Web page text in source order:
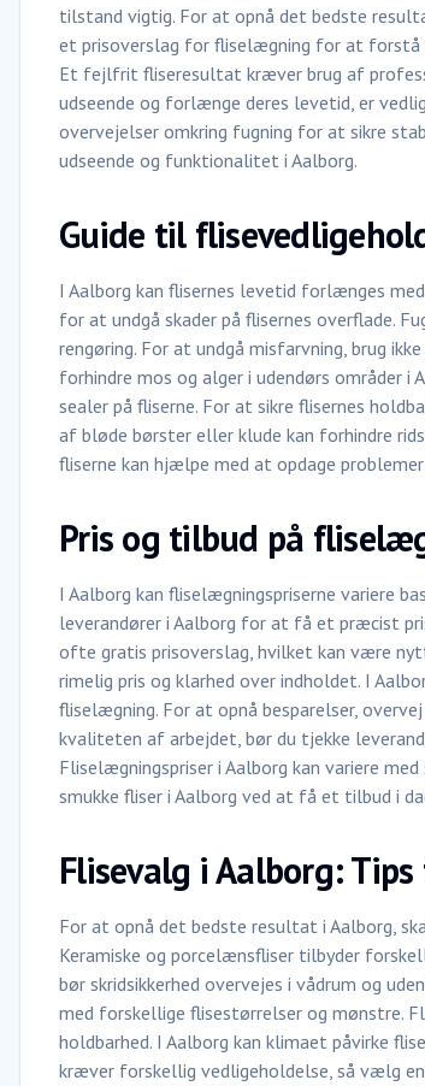
tilstand vigtig. For at opnå det bedste
et prisoverslag for fliselægning for at forstå
Et fejlfrit fliseresultat kræver brug af
udseende og forlænge deres levetid, er
overvejelser omkring fugning for at sikre
udseende og funktionalitet i Aalborg.
Guide til
I Aalborg kan flisernes levetid forlænges
for at undgå skader på flisernes overflade.
rengøring. For at undgå misfarvning, brug
forhindre mos og alger i udendørs områder i
sealer på fliserne. For at sikre flisernes
af bløde børster eller klude kan forhindre
fliserne kan hjælpe med at opdage
Pris og tilbud på
I Aalborg kan fliselægningspriserne variere
leverandører i Aalborg for at få et præcist
ofte gratis prisoverslag, hvilket kan være
rimelig pris og klarhed over indholdet. I
fliselægning. For at opnå besparelser,
kvaliteten af arbejdet, bør du tjekke
Fliselægningspriser i Aalborg kan variere
smukke fliser i Aalborg ved at få et tilbud i
Flisevalg i Aalborg:
For at opnå det bedste resultat i Aalborg,
Keramiske og porcelænsfliser tilbyder
bør skridsikkerhed overvejes i vådrum og
med forskellige flisestørrelser og mønstre.
holdbarhed. I Aalborg kan klimaet påvirke
kræver forskellig vedligeholdelse, så vælg